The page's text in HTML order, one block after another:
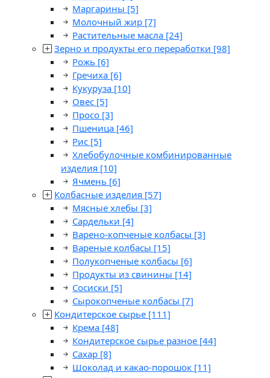
Маргарины [5]
Молочный жир [7]
Растительные масла [24]
Зерно и продукты его переработки [98]
Рожь [6]
Гречиха [6]
Кукуруза [10]
Овес [5]
Просо [3]
Пшеница [46]
Рис [5]
Хлебобулочные комбинированные
изделия [10]
Ячмень [6]
Колбасные изделия [57]
Мясные хлебы [3]
Сардельки [4]
Варено-копченые колбасы [3]
Вареные колбасы [15]
Полукопченые колбасы [6]
Продукты из свинины [14]
Сосиски [5]
Сырокопченые колбасы [7]
Кондитерское сырье [111]
Крема [48]
Кондитерское сырье разное [44]
Сахар [8]
Шоколад и какао-порошок [11]